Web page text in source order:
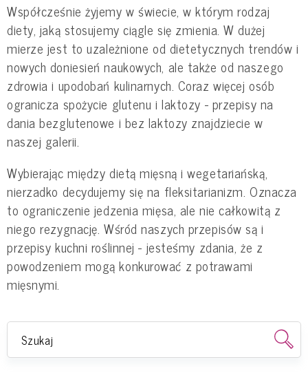
Współcześnie żyjemy w świecie, w którym rodzaj
diety, jaką stosujemy ciągle się zmienia. W dużej
mierze jest to uzależnione od dietetycznych trendów i
nowych doniesień naukowych, ale także od naszego
zdrowia i upodobań kulinarnych. Coraz więcej osób
ogranicza spożycie glutenu i laktozy - przepisy na
dania bezglutenowe i bez laktozy znajdziecie w
naszej galerii.
Wybierając między dietą mięsną i wegetariańską,
nierzadko decydujemy się na fleksitarianizm. Oznacza
to ograniczenie jedzenia mięsa, ale nie całkowitą z
niego rezygnację. Wśród naszych przepisów są i
przepisy kuchni roślinnej - jesteśmy zdania, że z
powodzeniem mogą konkurować z potrawami
mięsnymi.